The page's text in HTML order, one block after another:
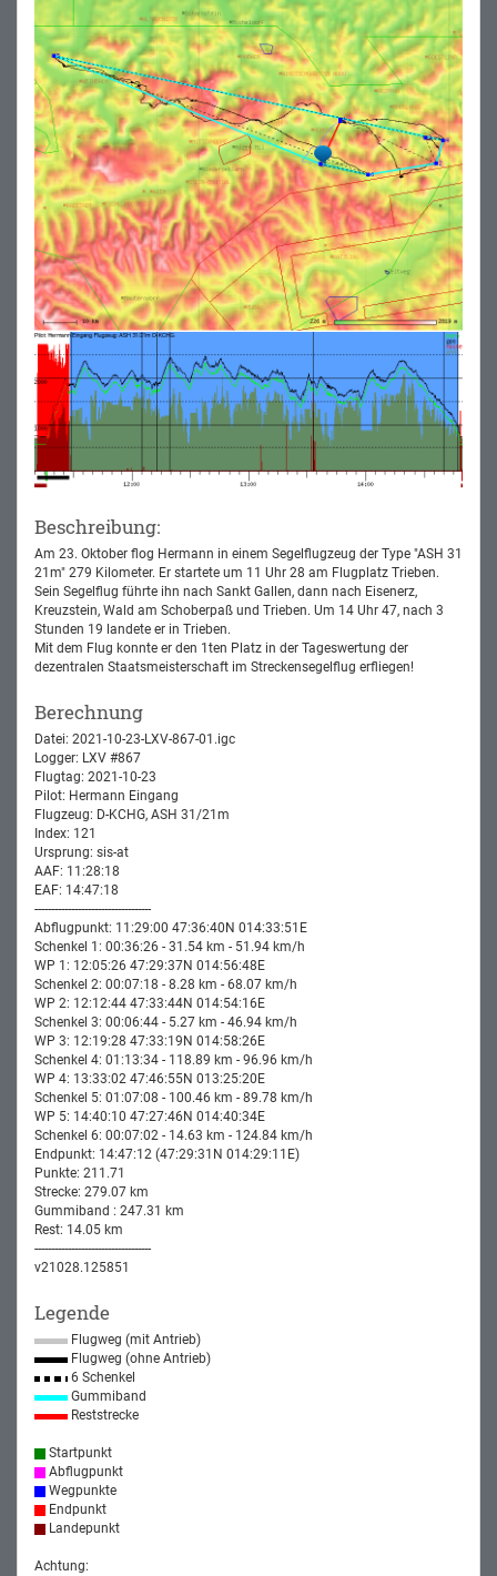
Beschreibung:
Am 23. Oktober flog Hermann in einem Segelflugzeug der Type "ASH 31
21m" 279 Kilometer. Er startete um 11 Uhr 28 am Flugplatz Trieben.
Sein Segelflug führte ihn nach Sankt Gallen, dann nach Eisenerz,
Kreuzstein, Wald am Schoberpaß und Trieben. Um 14 Uhr 47, nach 3
Stunden 19 landete er in Trieben.
Mit dem Flug konnte er den 1ten Platz in der Tageswertung der
dezentralen Staatsmeisterschaft im Streckensegelflug erfliegen!
Berechnung
Datei: 2021-10-23-LXV-867-01.igc
Logger: LXV #867
Flugtag: 2021-10-23
Pilot: Hermann Eingang
Flugzeug: D-KCHG, ASH 31/21m
Index: 121
Ursprung: sis-at
AAF: 11:28:18
EAF: 14:47:18
-----------------------------------
Abflugpunkt: 11:29:00 47:36:40N 014:33:51E
Schenkel 1: 00:36:26 - 31.54 km - 51.94 km/h
WP 1: 12:05:26 47:29:37N 014:56:48E
Schenkel 2: 00:07:18 - 8.28 km - 68.07 km/h
WP 2: 12:12:44 47:33:44N 014:54:16E
Schenkel 3: 00:06:44 - 5.27 km - 46.94 km/h
WP 3: 12:19:28 47:33:19N 014:58:26E
Schenkel 4: 01:13:34 - 118.89 km - 96.96 km/h
WP 4: 13:33:02 47:46:55N 013:25:20E
Schenkel 5: 01:07:08 - 100.46 km - 89.78 km/h
WP 5: 14:40:10 47:27:46N 014:40:34E
Schenkel 6: 00:07:02 - 14.63 km - 124.84 km/h
Endpunkt: 14:47:12 (47:29:31N 014:29:11E)
Punkte: 211.71
Strecke: 279.07 km
Gummiband : 247.31 km
Rest: 14.05 km
-----------------------------------
v21028.125851
Legende
Flugweg (mit Antrieb)
Flugweg (ohne Antrieb)
6 Schenkel
Gummiband
Reststrecke
Startpunkt
Abflugpunkt
Wegpunkte
Endpunkt
Landepunkt
Achtung: